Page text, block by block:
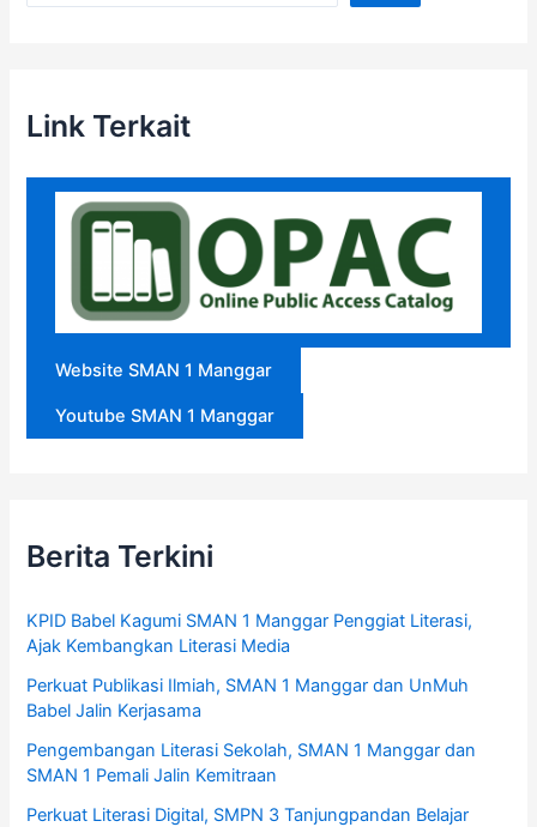
Link Terkait
Website SMAN 1 Manggar
Youtube SMAN 1 Manggar
Berita Terkini
KPID Babel Kagumi SMAN 1 Manggar Penggiat Literasi,
Ajak Kembangkan Literasi Media
Perkuat Publikasi Ilmiah, SMAN 1 Manggar dan UnMuh
Babel Jalin Kerjasama
Pengembangan Literasi Sekolah, SMAN 1 Manggar dan
SMAN 1 Pemali Jalin Kemitraan
Perkuat Literasi Digital, SMPN 3 Tanjungpandan Belajar